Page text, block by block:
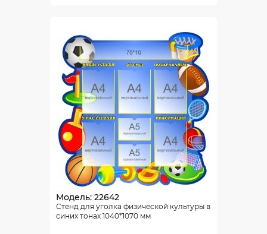
Модель: 22642
Стенд для уголка физической культуры в
синих тонах 1040*1070 мм